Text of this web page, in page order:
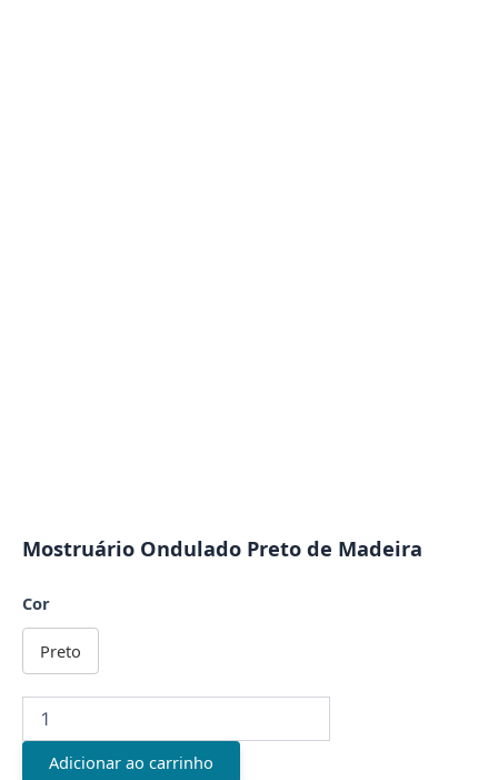
Mostruário Ondulado Preto de Madeira
Cor
Preto
Ondulado
Preto
Adicionar ao carrinho